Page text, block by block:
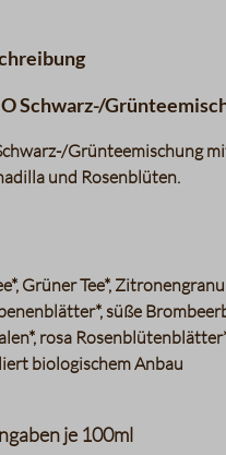
Schwarz-/
Grünteemischung
und Rosenblüten.
Grüner Tee*,
süße
rosa
biologischem Anbau
je 100ml